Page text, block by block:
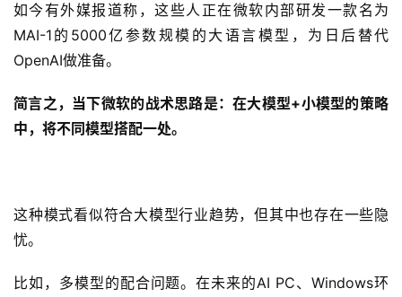
如今有外媒报道称，这些人正在微软内部研发一款名为
MAI-1的5000亿参数规模的大语言模型，为日后替代
OpenAI做准备。
简言之，当下微软的战术思路是：在大模型+小模型的策略
中，将不同模型搭配一处。
这种模式看似符合大模型行业趋势，但其中也存在一些隐
忧。
比如，多模型的配合问题。在未来的AI PC、Windows环